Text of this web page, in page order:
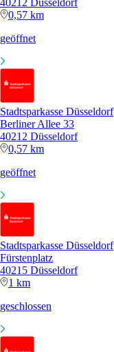
40212 Düsseldorf
0,57 km
geöffnet
Stadtsparkasse Düsseldorf
Berliner Allee 33
40212 Düsseldorf
0,57 km
geöffnet
Stadtsparkasse Düsseldorf
Fürstenplatz
40215 Düsseldorf
1 km
geschlossen